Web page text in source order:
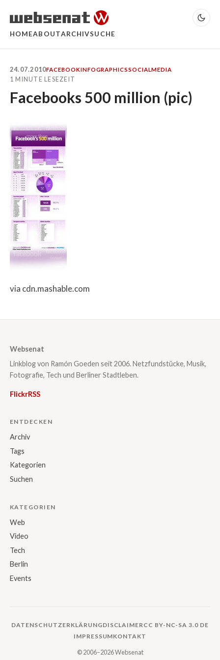
HOMEABOUTARCHIVSUCHE
24.07.2010FACEBOOKINFOGRAPHICSSOCIALMEDIA
1 MINUTE LESEZEIT
Facebooks 500 million (pic)
via cdn.mashable.com
Websenat
Linkblog von Ramón Goeden seit 2006. Netzfundstücke, Musik,
Fotografie, Tech und Berliner Stadtleben.
FlickrRSS
ENTDECKEN
Archiv
Tags
Kategorien
Suchen
KATEGORIEN
Web
Video
Tech
Berlin
Events
DATENSCHUTZERKLÄRUNGDISCLAIMER CC BY-NC-SA 3.0 DE
IMPRESSUMKONTAKT
© 2006–2026 Websenat